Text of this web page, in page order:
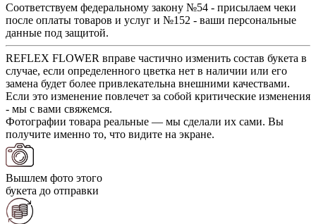
Соответствуем федеральному закону №54 - присылаем чеки
после оплаты товаров и услуг и №152 - ваши персональные
данные под защитой.
REFLEX FLOWER вправе частично изменить состав букета в
случае, если определенного цветка нет в наличии или его
замена будет более привлекательна внешними качествами.
Если это изменение повлечет за собой критические изменения
- мы с вами свяжемся.
Фотографии товара реальные — мы сделали их сами. Вы
получите именно то, что видите на экране.
Вышлем фото этого
букета до отправки